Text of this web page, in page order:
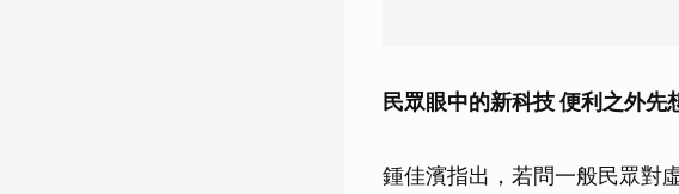
民眾眼中的新科技 便利之外先
鍾佳濱指出，若問一般民眾對